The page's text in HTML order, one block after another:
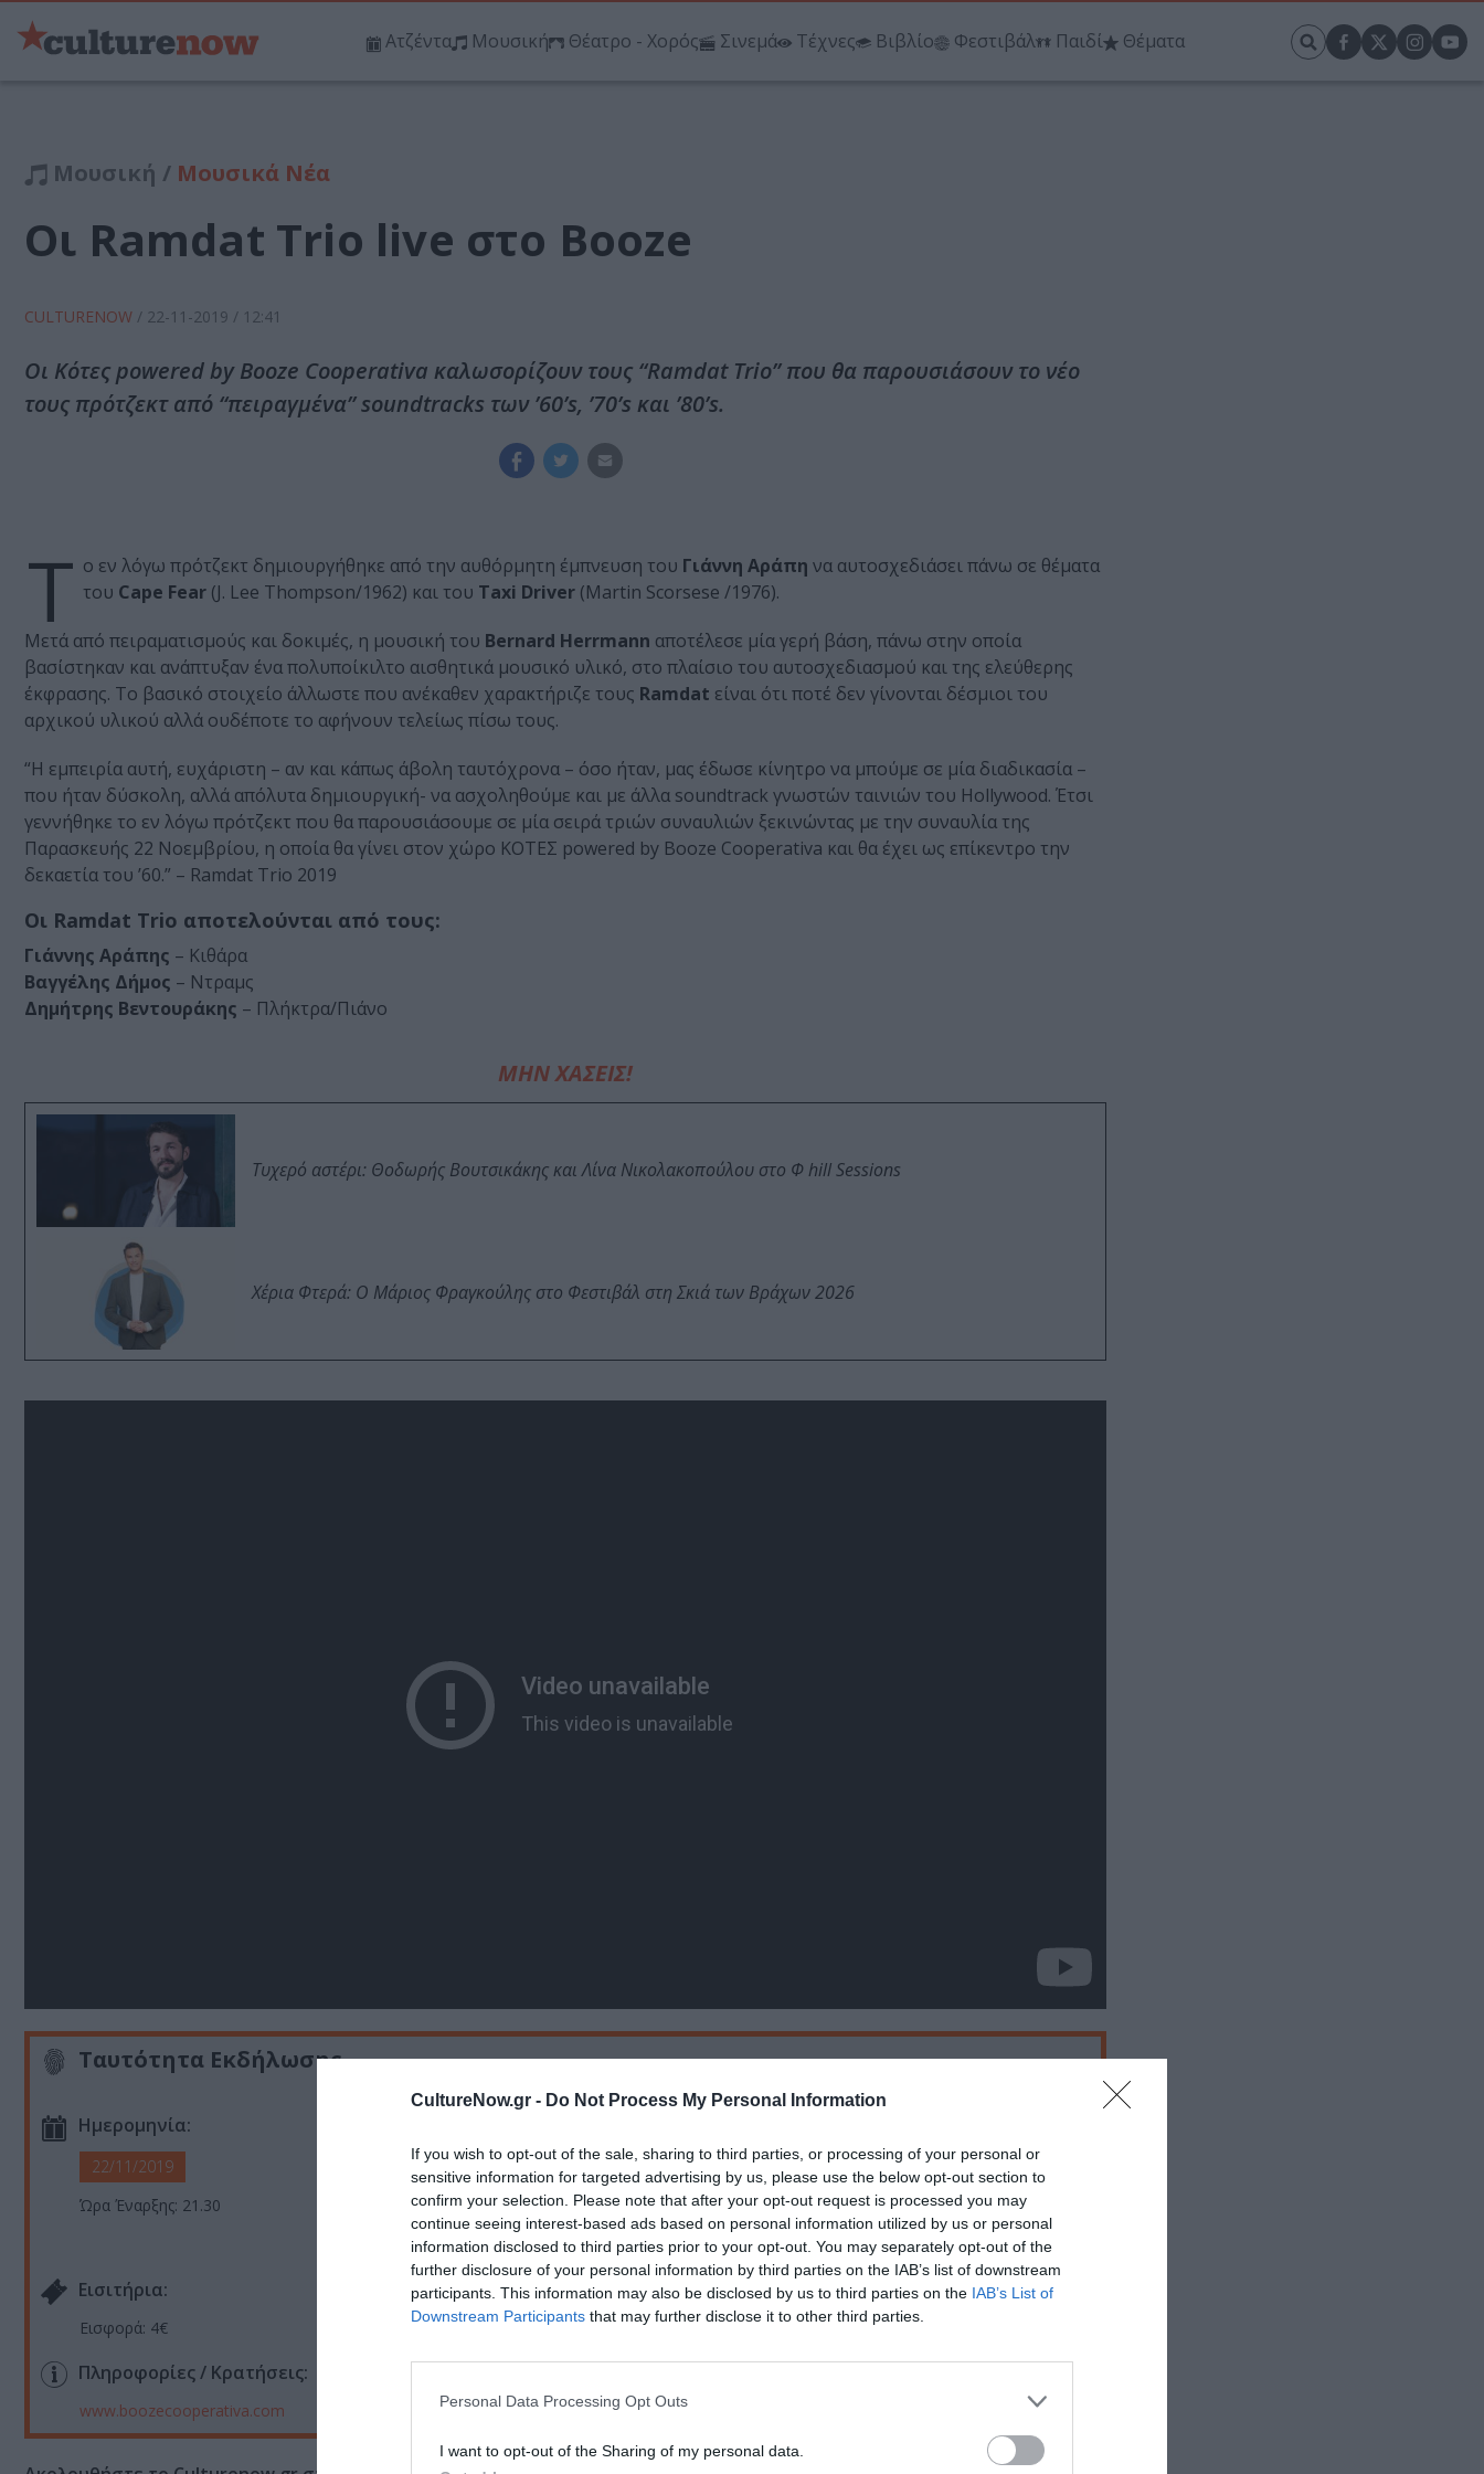
CultureNow.gr - Do Not Process My Personal Information
If you wish to opt-out of the sale, sharing to third parties, or processing of your personal or
sensitive information for targeted advertising by us, please use the below opt-out section to
confirm your selection. Please note that after your opt-out request is processed you may
continue seeing interest-based ads based on personal information utilized by us or personal
information disclosed to third parties prior to your opt-out. You may separately opt-out of the
further disclosure of your personal information by third parties on the IAB’s list of downstream
participants. This information may also be disclosed by us to third parties on the IAB’s List of
Downstream Participants that may further disclose it to other third parties.
Personal Data Processing Opt Outs
I want to opt-out of the Sharing of my personal data.
Ατζέντα Μουσική Θέατρο - Χορός Σινεμά Τέχνες Βιβλίο Φεστιβάλ Παιδί Θέματα
Μουσική / Μουσικά Νέα
Οι Ramdat Trio live στο Booze
CULTURENOW / 22-11-2019 / 12:41
Οι Κότες powered by Booze Cooperativa καλωσορίζουν τους “Ramdat Trio” που θα παρουσιάσουν το νέο
τους πρότζεκτ από “πειραγμένα” soundtracks των ’60’s, ’70’s και ’80’s.
Τ ο εν λόγω πρότζεκτ δημιουργήθηκε από την αυθόρμητη έμπνευση του Γιάννη Αράπη να αυτοσχεδιάσει πάνω σε θέματα
του Cape Fear (J. Lee Thompson/1962) και του Taxi Driver (Martin Scorsese /1976).
Μετά από πειραματισμούς και δοκιμές, η μουσική του Bernard Herrmann αποτέλεσε μία γερή βάση, πάνω στην οποία
βασίστηκαν και ανάπτυξαν ένα πολυποίκιλτο αισθητικά μουσικό υλικό, στο πλαίσιο του αυτοσχεδιασμού και της ελεύθερης
έκφρασης. Το βασικό στοιχείο άλλωστε που ανέκαθεν χαρακτήριζε τους Ramdat είναι ότι ποτέ δεν γίνονται δέσμιοι του
αρχικού υλικού αλλά ουδέποτε το αφήνουν τελείως πίσω τους.
“Η εμπειρία αυτή, ευχάριστη – αν και κάπως άβολη ταυτόχρονα – όσο ήταν, μας έδωσε κίνητρο να μπούμε σε μία διαδικασία –
που ήταν δύσκολη, αλλά απόλυτα δημιουργική- να ασχοληθούμε και με άλλα soundtrack γνωστών ταινιών του Hollywood. Έτσι
γεννήθηκε το εν λόγω πρότζεκτ που θα παρουσιάσουμε σε μία σειρά τριών συναυλιών ξεκινώντας με την συναυλία της
Παρασκευής 22 Νοεμβρίου, η οποία θα γίνει στον χώρο ΚΟΤΕΣ powered by Booze Cooperativa και θα έχει ως επίκεντρο την
δεκαετία του ’60.” – Ramdat Trio 2019
Οι Ramdat Trio αποτελούνται από τους:
Γιάννης Αράπης – Κιθάρα
Βαγγέλης Δήμος – Ντραμς
Δημήτρης Βεντουράκης – Πλήκτρα/Πιάνο
ΜΗΝ ΧΑΣΕΙΣ!
Τυχερό αστέρι: Θοδωρής Βουτσικάκης και Λίνα Νικολακοπούλου στο Φ hill Sessions
Χέρια Φτερά: Ο Μάριος Φραγκούλης στο Φεστιβάλ στη Σκιά των Βράχων 2026
Ταυτότητα Εκδήλωσης
Ημερομηνία:
22/11/2019
Ώρα Έναρξης: 21.30
ΚΟΤΕΣ powered by ΒΟΟΖΕ COOPERATIVA (1ος όροφος),
Κολοκοτρώνη 57, Αθήνα
Booze Cooperativa
Eισιτήρια:
Εισφορά: 4€
Πληροφορίες / Κρατήσεις:
www.boozecooperativa.com